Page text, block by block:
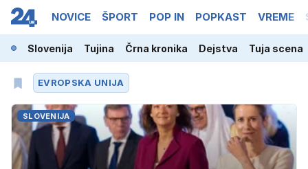
NOVICE ŠPORT POP IN POPKAST VREME
Slovenija Tujina Črna kronika Dejstva Tuja scena
EVROPSKA UNIJA
SLOVENIJA